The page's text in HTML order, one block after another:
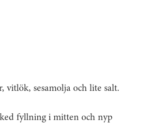
sesamolja och lite salt.
fyllning i mitten och nyp